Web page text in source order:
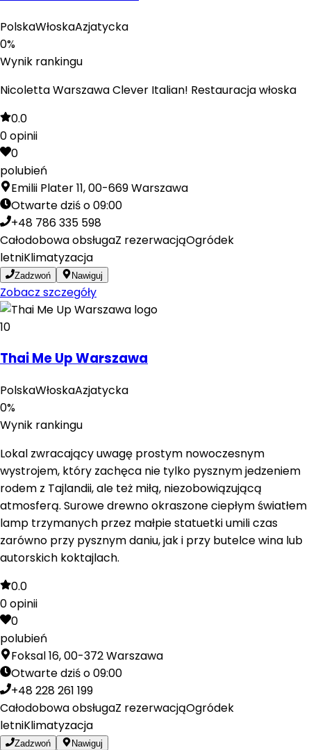
PolskaWłoskaAzjatycka
0%
Wynik rankingu
Nicoletta Warszawa Clever Italian! Restauracja włoska
0.0
0opinii
0
polubień
Emilii Plater 11, 00-669 Warszawa
Otwarte dziś o 09:00
+48 786 335 598
Całodobowa obsługaZ rezerwacjąOgródek
letniKlimatyzacja
Zadzwoń Nawiguj
Zobacz szczegóły
10
Thai Me Up Warszawa
PolskaWłoskaAzjatycka
0%
Wynik rankingu
Lokal zwracający uwagę prostym nowoczesnym
wystrojem, który zachęca nie tylko pysznym jedzeniem
rodem z Tajlandii, ale też miłą, niezobowiązującą
atmosferą. Surowe drewno okraszone ciepłym światłem
lamp trzymanych przez małpie statuetki umili czas
zarówno przy pysznym daniu, jak i przy butelce wina lub
autorskich koktajlach.
0.0
0opinii
0
polubień
Foksal 16, 00-372 Warszawa
Otwarte dziś o 09:00
+48 228 261 199
Całodobowa obsługaZ rezerwacjąOgródek
letniKlimatyzacja
Zadzwoń Nawiguj